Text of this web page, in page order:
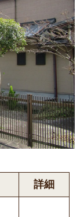
詳細